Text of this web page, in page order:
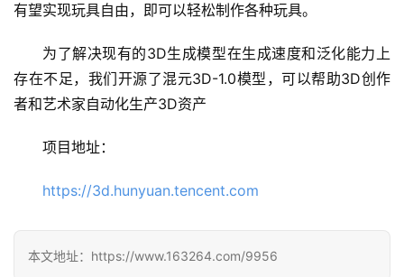
A
源
有望实现玩具自由，即可以轻松制作各种玩具。
为了解决现有的3D生成模型在生成速度和泛化能力上
存在不足，我们开源了混元3D-1.0模型，可以帮助3D创作
者和艺术家自动化生产3D资产
项目地址：
https://3d.hunyuan.tencent.com
本文地址：https://www.163264.com/9956